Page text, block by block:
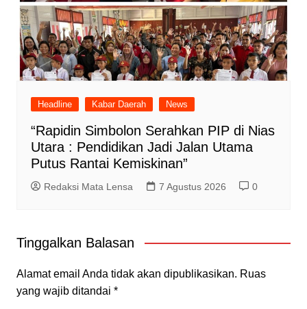
Headline Kabar Daerah News
“Rapidin Simbolon Serahkan PIP di Nias
Utara : Pendidikan Jadi Jalan Utama
Putus Rantai Kemiskinan”
Redaksi Mata Lensa 7 Agustus 2026 0
Tinggalkan Balasan
Alamat email Anda tidak akan dipublikasikan. Ruas
yang wajib ditandai *